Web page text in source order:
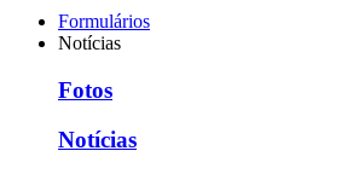
Formulários
Notícias
Fotos
Notícias